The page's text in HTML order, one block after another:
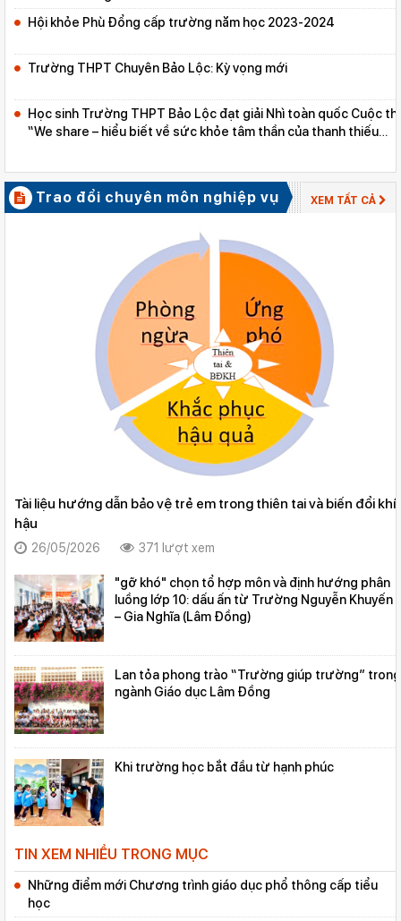
Hội khỏe Phù Đổng cấp trường năm học 2023-2024
Trường THPT Chuyên Bảo Lộc: Kỳ vọng mới
Học sinh Trường THPT Bảo Lộc đạt giải Nhì toàn quốc Cuộc thi
“We share – hiểu biết về sức khỏe tâm thần của thanh thiếu
Trao đổi chuyên môn nghiệp vụ XEM TẤT CẢ
Tài liệu hướng dẫn bảo vệ trẻ em trong thiên tai và biến đổi khí
hậu
26/05/2026 371 lượt xem
"gỡ khó" chọn tổ hợp môn và định hướng phân
luồng lớp 10: dấu ấn từ Trường Nguyễn Khuyến
– Gia Nghĩa (Lâm Đồng)
Lan tỏa phong trào “Trường giúp trường” trong
ngành Giáo dục Lâm Đồng
Khi trường học bắt đầu từ hạnh phúc
TIN XEM NHIỀU TRONG MỤC
Những điểm mới Chương trình giáo dục phổ thông cấp tiểu
học